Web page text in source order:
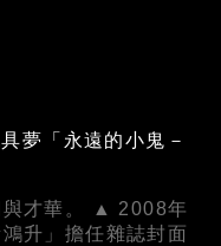
夢「永遠的小鬼－
與才華。 ▲ 2008年
升」擔任雜誌封面